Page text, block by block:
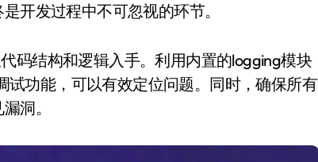
开发过程中不可忽视的环节。
码结构和逻辑入手。利用内置的logging模块
功能，可以有效定位问题。同时，确保所有
洞。